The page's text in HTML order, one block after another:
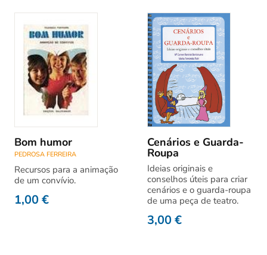
Bom humor
PEDROSA FERREIRA
Recursos para a animação
de um convívio.
1,00€
Cenários e Guarda-
Roupa
Ideias originais e
conselhos úteis para criar
cenários e o guarda-roupa
de uma peça de teatro.
3,00€